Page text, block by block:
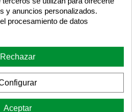
montaje ha sido
muy fácil.
y anuncios personalizados.
procesamiento de datos
Rechazar
Aceptar